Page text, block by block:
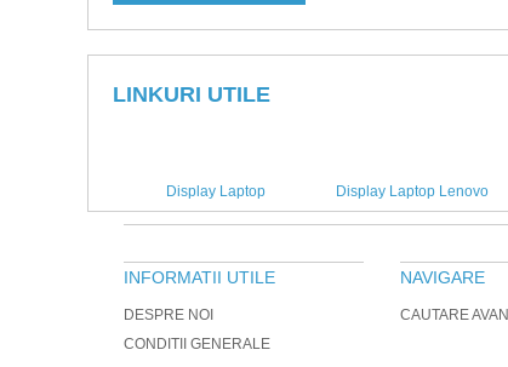
LINKURI UTILE
Display Laptop Display Laptop Lenovo
INFORMATII UTILE
DESPRE NOI
CONDITII GENERALE
NAVIGARE
CAUTARE